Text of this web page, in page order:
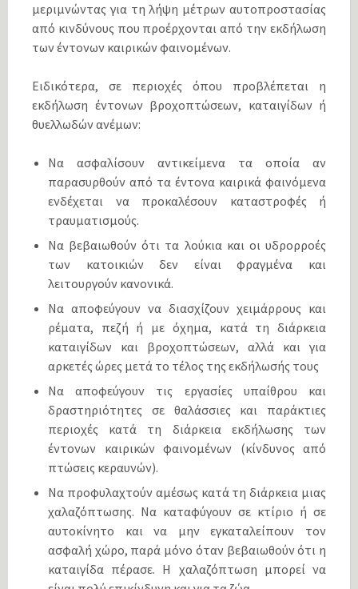
μεριμνώντας για τη λήψη μέτρων αυτοπροστασίας
από κινδύνους που προέρχονται από την εκδήλωση
των έντονων καιρικών φαινομένων.
Ειδικότερα, σε περιοχές όπου προβλέπεται η
εκδήλωση έντονων βροχοπτώσεων, καταιγίδων ή
θυελλωδών ανέμων:
Να ασφαλίσουν αντικείμενα τα οποία αν
παρασυρθούν από τα έντονα καιρικά φαινόμενα
ενδέχεται να προκαλέσουν καταστροφές ή
τραυματισμούς.
Να βεβαιωθούν ότι τα λούκια και οι υδρορροές
των κατοικιών δεν είναι φραγμένα και
λειτουργούν κανονικά.
Να αποφεύγουν να διασχίζουν χειμάρρους και
ρέματα, πεζή ή με όχημα, κατά τη διάρκεια
καταιγίδων και βροχοπτώσεων, αλλά και για
αρκετές ώρες μετά το τέλος της εκδήλωσής τους
Να αποφεύγουν τις εργασίες υπαίθρου και
δραστηριότητες σε θαλάσσιες και παράκτιες
περιοχές κατά τη διάρκεια εκδήλωσης των
έντονων καιρικών φαινομένων (κίνδυνος από
πτώσεις κεραυνών).
Να προφυλαχτούν αμέσως κατά τη διάρκεια μιας
χαλαζόπτωσης. Να καταφύγουν σε κτίριο ή σε
αυτοκίνητο και να μην εγκαταλείπουν τον
ασφαλή χώρο, παρά μόνο όταν βεβαιωθούν ότι η
καταιγίδα πέρασε. Η χαλαζόπτωση μπορεί να